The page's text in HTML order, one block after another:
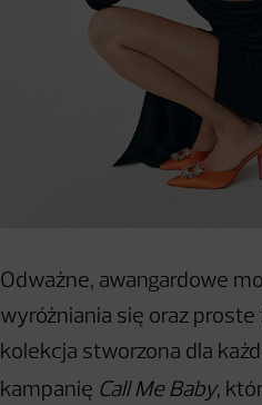
Odważne, awangardowe
wyróżniania się oraz
kolekcja stworzona dla
kampanię Call Me Baby,